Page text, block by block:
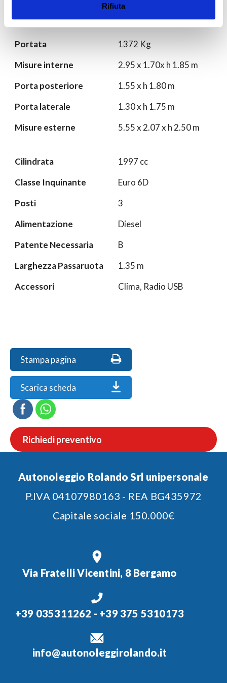
RifiutaManuale
Volume
9.30 m3
Portata
1372 Kg
Misure interne
2.95 x 1.70x h 1.85 m
Porta posteriore
1.55 x h 1.80 m
Porta laterale
1.30 x h 1.75 m
Misure esterne
5.55 x 2.07 x h 2.50 m
Cilindrata
1997 cc
Classe Inquinante
Euro 6D
Posti
3
Alimentazione
Diesel
Patente Necessaria
B
Larghezza Passaruota
1.35 m
Accessori
Clima, Radio USB
Stampa pagina
Scarica scheda
Richiedi preventivo
Autonoleggio Rolando Srl unipersonale
P.IVA 04107980163 - REA BG435972
Capitale sociale 150.000€
Via Fratelli Vicentini, 8 Bergamo
+39 035311262 - +39 375 5310173
info@autonoleggirolando.it